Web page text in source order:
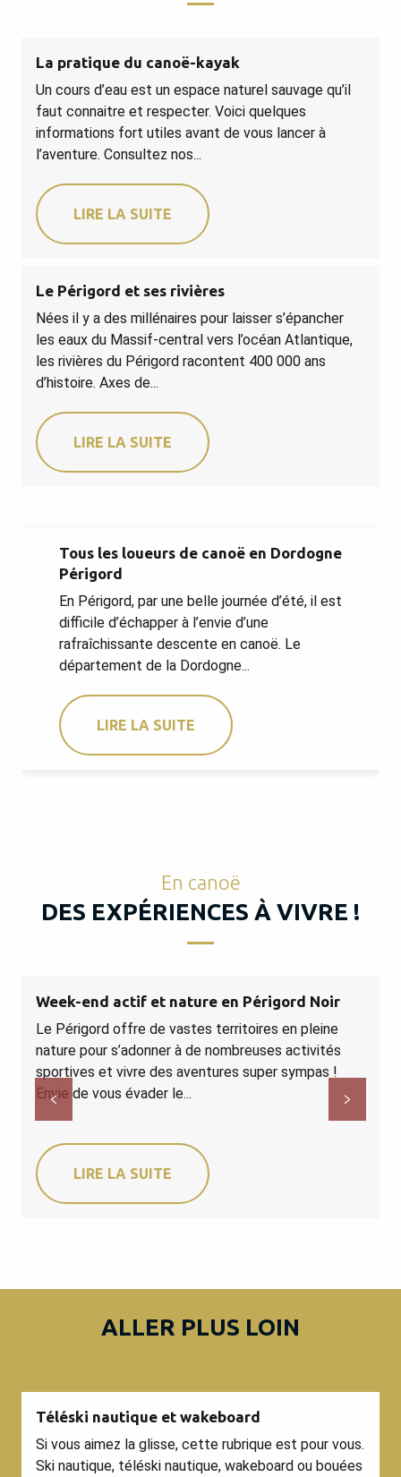
La pratique du canoë-kayak
Un cours d’eau est un espace naturel sauvage qu’il
faut connaitre et respecter. Voici quelques
informations fort utiles avant de vous lancer à
l’aventure. Consultez nos...
LIRE LA SUITE
Le Périgord et ses rivières
Nées il y a des millénaires pour laisser s’épancher
les eaux du Massif-central vers l’océan Atlantique,
les rivières du Périgord racontent 400 000 ans
d’histoire. Axes de...
LIRE LA SUITE
Tous les loueurs de canoë en Dordogne
Périgord
En Périgord, par une belle journée d’été, il est
difficile d’échapper à l’envie d’une
rafraîchissante descente en canoë. Le
département de la Dordogne...
LIRE LA SUITE
En canoë
DES EXPÉRIENCES À VIVRE !
Week-end actif et nature en Périgord Noir
Le Périgord offre de vastes territoires en pleine
nature pour s’adonner à de nombreuses activités
sportives et vivre des aventures super sympas !
Envie de vous évader le...
LIRE LA SUITE
ALLER PLUS LOIN
Téléski nautique et wakeboard
Si vous aimez la glisse, cette rubrique est pour vous.
Ski nautique, téléski nautique, wakeboard ou bouées